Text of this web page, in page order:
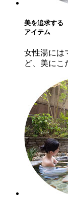
美を追求する
アイテム
女性湯には
ど、美にこ